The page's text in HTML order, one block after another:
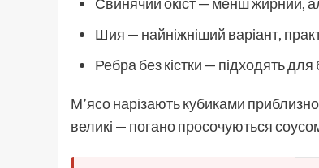
Шия — найніжніший варіант,
Ребра без кістки — підходять
М’ясо нарізають кубиками
великі — погано просочуються